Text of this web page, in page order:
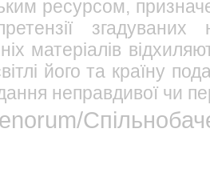
ресурсом,
матеріалів
його та країну
неправдивої чи